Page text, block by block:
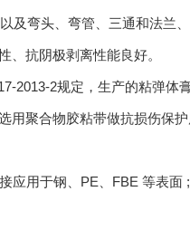
弯头、弯管、三通和法兰
、抗阴极剥离性能良好。
2规定，生产的粘弹体
聚合物胶粘带做抗损伤保护
应用于钢、PE、FBE 等表面 ;